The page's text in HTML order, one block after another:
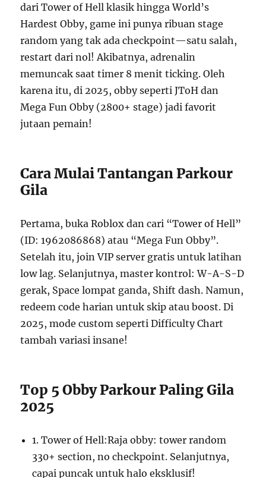
dari Tower of Hell klasik hingga World’s
Hardest Obby, game ini punya ribuan stage
random yang tak ada checkpoint—satu salah,
restart dari nol! Akibatnya, adrenalin
memuncak saat timer 8 menit ticking. Oleh
karena itu, di 2025, obby seperti JToH dan
Mega Fun Obby (2800+ stage) jadi favorit
jutaan pemain!
Cara Mulai Tantangan Parkour
Gila
Pertama, buka Roblox dan cari “Tower of Hell”
(ID: 1962086868) atau “Mega Fun Obby”.
Setelah itu, join VIP server gratis untuk latihan
low lag. Selanjutnya, master kontrol: W-A-S-D
gerak, Space lompat ganda, Shift dash. Namun,
redeem code harian untuk skip atau boost. Di
2025, mode custom seperti Difficulty Chart
tambah variasi insane!
Top 5 Obby Parkour Paling Gila
2025
1. Tower of Hell:Raja obby: tower random
330+ section, no checkpoint. Selanjutnya,
capai puncak untuk halo eksklusif!